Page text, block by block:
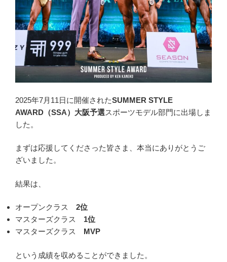
2025年7月11日に開催されたSUMMER STYLE
AWARD（SSA）大阪予選スポーツモデル部門に出場しま
した。
まずは応援してくださった皆さま、本当にありがとうご
ざいました。
結果は、
オープンクラス 2位
マスターズクラス 1位
マスターズクラス MVP
という成績を収めることができました。